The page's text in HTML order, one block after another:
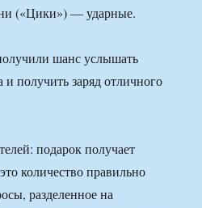
(«Цики») — ударные.
шанс услышать
и получить заряд отличного
подарок получает
количество правильно
разделенное на